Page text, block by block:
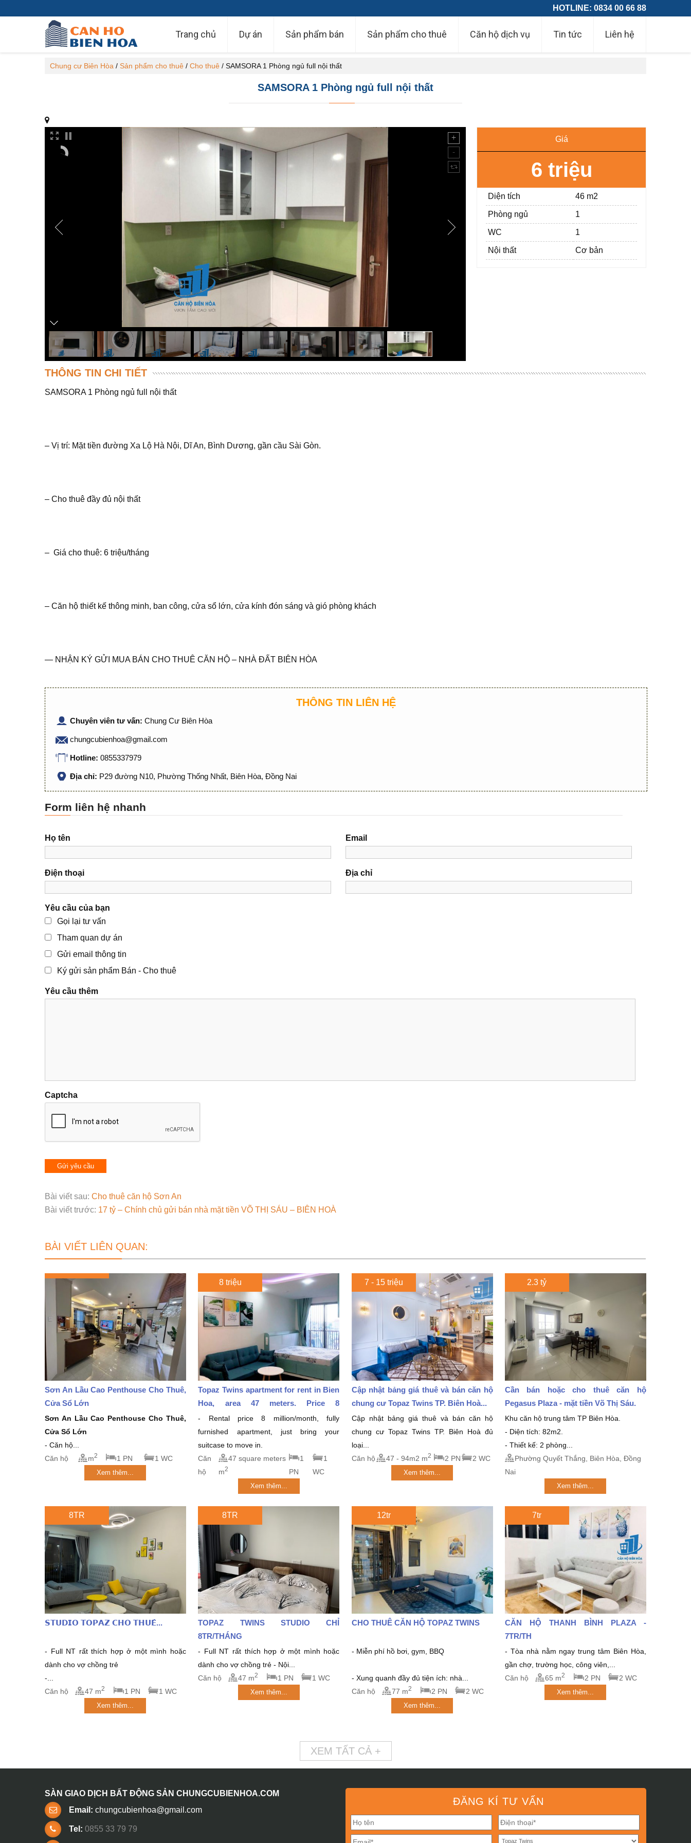
HOTLINE: 0834 00 66 88
Trang chủ Dự án Sản phẩm bán Sản phẩm cho thuê Căn hộ dịch vụ Tin tức Liên hệ
Chung cư Biên Hòa / Sản phẩm cho thuê / Cho thuê / SAMSORA 1 Phòng ngủ full nội thất
SAMSORA 1 Phòng ngủ full nội thất
Giá
6 triệu
Diện tích 46 m2
Phòng ngủ 1
WC 1
Nội thất Cơ bản
THÔNG TIN CHI TIẾT
SAMSORA 1 Phòng ngủ full nội thất
– Vị trí: Mặt tiền đường Xa Lộ Hà Nội, Dĩ An, Bình Dương, gần cầu Sài Gòn.
– Cho thuê đầy đủ nội thất
– Giá cho thuê: 6 triệu/tháng
– Căn hộ thiết kế thông minh, ban công, cửa sổ lớn, cửa kính đón sáng và gió phòng khách
— NHẬN KÝ GỬI MUA BÁN CHO THUÊ CĂN HỘ – NHÀ ĐẤT BIÊN HÒA
THÔNG TIN LIÊN HỆ
Chuyên viên tư vấn: Chung Cư Biên Hòa
chungcubienhoa@gmail.com
Hotline: 0855337979
Địa chỉ: P29 đường N10, Phường Thống Nhất, Biên Hòa, Đồng Nai
Form liên hệ nhanh
Họ tên Email
Điện thoại Địa chỉ
Yêu cầu của bạn
Gọi lại tư vấn
Tham quan dự án
Gửi email thông tin
Ký gửi sản phẩm Bán - Cho thuê
Yêu cầu thêm
Captcha
Bài viết sau: Cho thuê căn hộ Sơn An
Bài viết trước: 17 tỷ – Chính chủ gửi bán nhà mặt tiền VÕ THỊ SÁU – BIÊN HOÀ
BÀI VIẾT LIÊN QUAN:
Sơn An Lầu Cao Penthouse Cho Thuê,
Cửa Sổ Lớn
Sơn An Lầu Cao Penthouse Cho Thuê,
Cửa Sổ Lớn
- Căn hộ...
Căn hộ
m2 1 PN 1 WC
Xem thêm...
8 triệu
Topaz Twins apartment for rent in Bien
Hoa, area 47 meters. Price 8
million/month
- Rental price 8 million/month, fully
furnished apartment, just bring your
suitcase to move in.
Căn
hộ
47 square meters
m2
1
PN
1
WC
Xem thêm...
7 - 15 triệu
Cập nhật bảng giá thuê và bán căn hộ
chung cư Topaz Twins TP. Biên Hoà...
Cập nhật bảng giá thuê và bán căn hộ
chung cư Topaz Twins TP. Biên Hoà đủ
loại...
Căn hộ
47 - 94m2 m2 2 PN 2 WC
Xem thêm...
2.3 tỷ
Cần bán hoặc cho thuê căn hộ
Pegasus Plaza - mặt tiền Võ Thị Sáu.
Khu căn hộ trung tâm TP Biên Hòa.
- Diện tích: 82m2.
- Thiết kế: 2 phòng...
Phường Quyết Thắng, Biên Hòa, Đồng
Nai
Xem thêm...
8TR
𝗦𝗧𝗨𝗗𝗜𝗢 𝗧𝗢𝗣𝗔𝗭 𝗖𝗛𝗢 𝗧𝗛𝗨𝗘̂...
- Full NT rất thích hợp ở một mình hoặc
dành cho vợ chồng trẻ
-...
Căn hộ
47 m2 1 PN 1 WC
Xem thêm...
8TR
TOPAZ TWINS STUDIO CHỈ
8TR/THÁNG
- Full NT rất thích hợp ở một mình hoặc
dành cho vợ chồng trẻ - Nội...
Căn hộ
47 m2 1 PN 1 WC
Xem thêm...
12tr
CHO THUÊ CĂN HỘ TOPAZ TWINS
- Miễn phí hồ bơi, gym, BBQ
- Xung quanh đầy đủ tiện ích: nhà...
Căn hộ
77 m2 2 PN 2 WC
Xem thêm...
7tr
CĂN HỘ THANH BÌNH PLAZA -
7TR/TH
- Tòa nhà nằm ngay trung tâm Biên Hòa,
gần chợ, trường học, công viên,...
Căn hộ
65 m2 2 PN 2 WC
Xem thêm...
XEM TẤT CẢ +
ĐĂNG KÍ TƯ VẤN
SÀN GIAO DỊCH BẤT ĐỘNG SẢN CHUNGCUBIENHOA.COM
Email: chungcubienhoa@gmail.com
Tel: 0855 33 79 79